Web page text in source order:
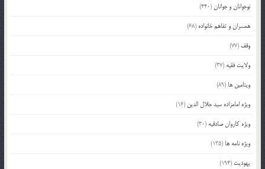
نوجوانان و جوانان(440)
همسران و تفاهم خانواده (68)
وقف (77)
ولایت فقیه (37)
ویتامین ها (89)
ویژه امامزاده سید جلال الدین (16)
ویژه کاروان صادقیه (30)
ویژه نامه ها (135)
یهودیت (194)